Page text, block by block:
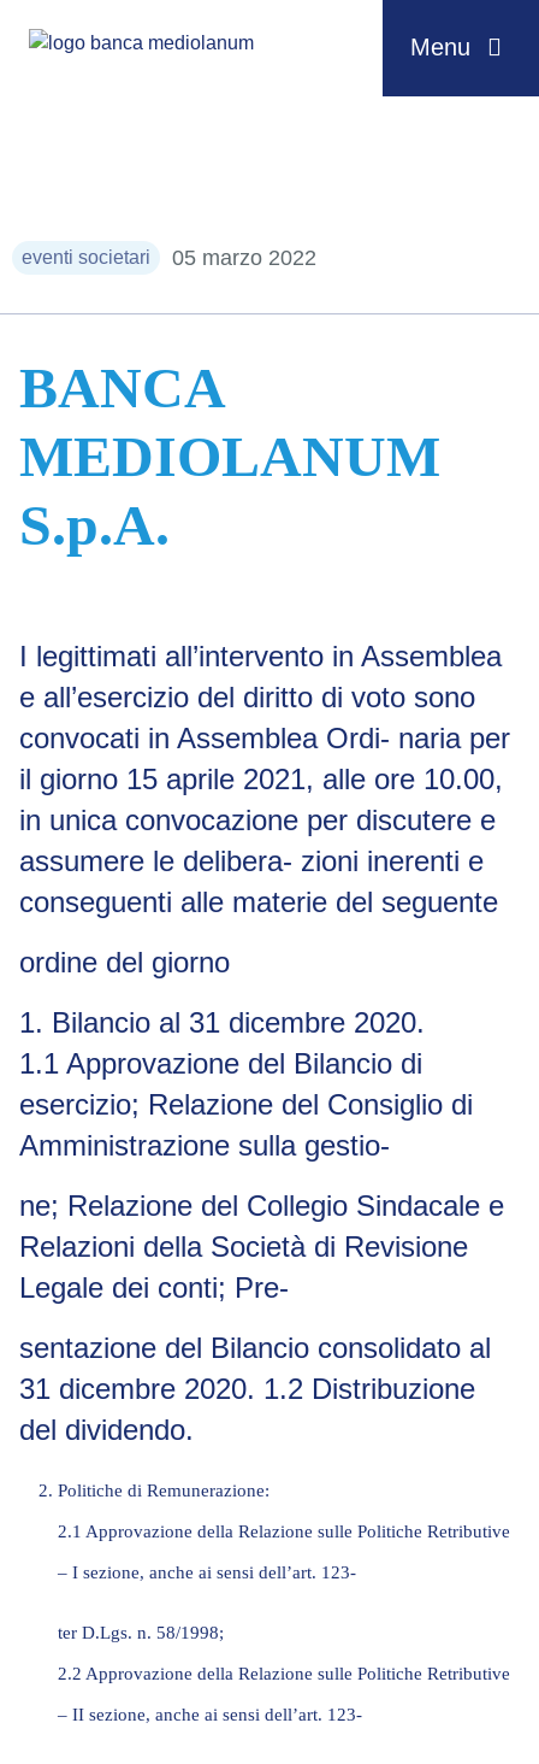
Menu
eventi societari 05 marzo 2022
BANCA
MEDIOLANUM
S.p.A.
I legittimati all’intervento in Assemblea
e all’esercizio del diritto di voto sono
convocati in Assemblea Ordi- naria per
il giorno 15 aprile 2021, alle ore 10.00,
in unica convocazione per discutere e
assumere le delibera- zioni inerenti e
conseguenti alle materie del seguente
ordine del giorno
1. Bilancio al 31 dicembre 2020.
1.1 Approvazione del Bilancio di
esercizio; Relazione del Consiglio di
Amministrazione sulla gestio-
ne; Relazione del Collegio Sindacale e
Relazioni della Società di Revisione
Legale dei conti; Pre-
sentazione del Bilancio consolidato al
31 dicembre 2020. 1.2 Distribuzione
del dividendo.
Politiche di Remunerazione:
2.1 Approvazione della Relazione sulle Politiche Retributive
– I sezione, anche ai sensi dell’art. 123-
ter D.Lgs. n. 58/1998;
2.2 Approvazione della Relazione sulle Politiche Retributive
– II sezione, anche ai sensi dell’art. 123-